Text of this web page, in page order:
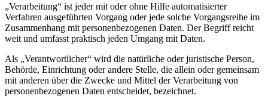
„Verarbeitung“ ist jeder mit oder ohne Hilfe automatisierter
Verfahren ausgeführten Vorgang oder jede solche Vorgangsreihe im
Zusammenhang mit personenbezogenen Daten. Der Begriff reicht
weit und umfasst praktisch jeden Umgang mit Daten.
Als „Verantwortlicher“ wird die natürliche oder juristische Person,
Behörde, Einrichtung oder andere Stelle, die allein oder gemeinsam
mit anderen über die Zwecke und Mittel der Verarbeitung von
personenbezogenen Daten entscheidet, bezeichnet.